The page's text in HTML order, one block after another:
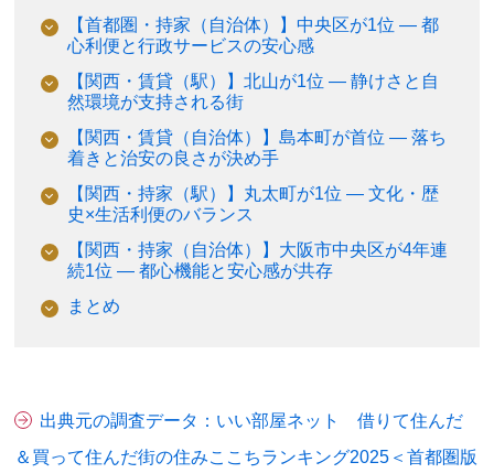
【首都圏・持家（自治体）】中央区が1位 ― 都
心利便と行政サービスの安心感
【関西・賃貸（駅）】北山が1位 ― 静けさと自
然環境が支持される街
【関西・賃貸（自治体）】島本町が首位 ― 落ち
着きと治安の良さが決め手
【関西・持家（駅）】丸太町が1位 ― 文化・歴
史×生活利便のバランス
【関西・持家（自治体）】大阪市中央区が4年連
続1位 ― 都心機能と安心感が共存
まとめ
出典元の調査データ：いい部屋ネット 借りて住んだ
＆買って住んだ街の住みここちランキング2025＜首都圏版